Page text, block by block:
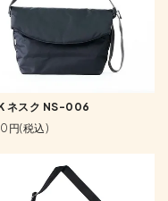
ネスク NS-006
円(税込)